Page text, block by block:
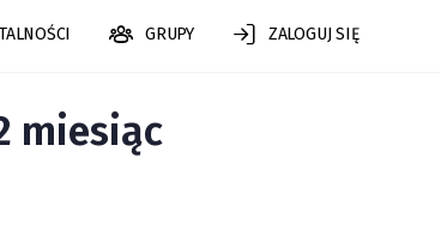
GRUPY ZALOGUJ SIĘ
miesiąc